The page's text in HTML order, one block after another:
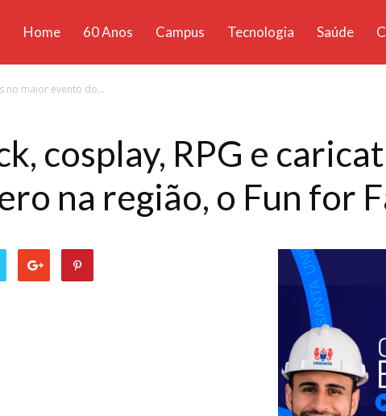
Home 60 Anos Campus Tecnologia Saúde
no maior evento do...
cosplay, RPG e
na região, o Fun for